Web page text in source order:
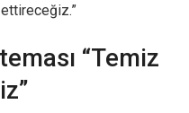
“Temiz